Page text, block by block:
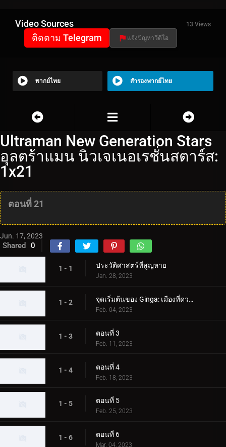
Video Sources 13 Views
ติดตาม Telegram แจ้งปัญหาวีดีโอ
พากย์ไทย สำรองพากย์ไทย
Ultraman New Generation Stars
อุลตร้าแมน นิวเจเนอเรชั่นสตาร์ส:
1x21
ตอนที่ 21
Jun. 17, 2023
Shared 0
1 - 1 ประวัติศาสตร์ที่สูญหาย
Jan. 28, 2023
1 - 2 จุดเริ่มต้นของ Ginga: เมืองที่ดวงดาวร่วงหล่น
Feb. 04, 2023
1 - 3 ตอนที่ 3
Feb. 11, 2023
1 - 4 ตอนที่ 4
Feb. 18, 2023
1 - 5 ตอนที่ 5
Feb. 25, 2023
1 - 6 ตอนที่ 6
Mar. 04, 2023